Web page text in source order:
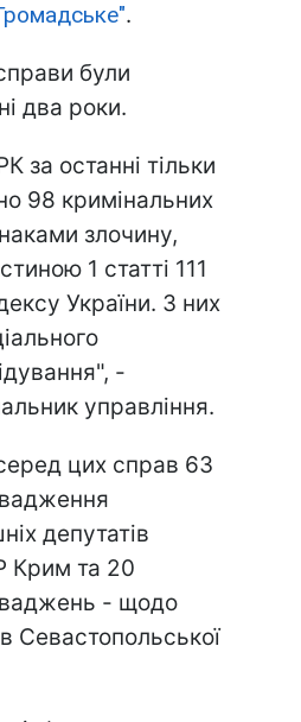
.
були
два роки.
за останні тільки
98 кримінальних
злочину,
1 статті 111
України. З них
-
управління.
цих справ 63
депутатів
Крим та 20
- щодо
Севастопольської